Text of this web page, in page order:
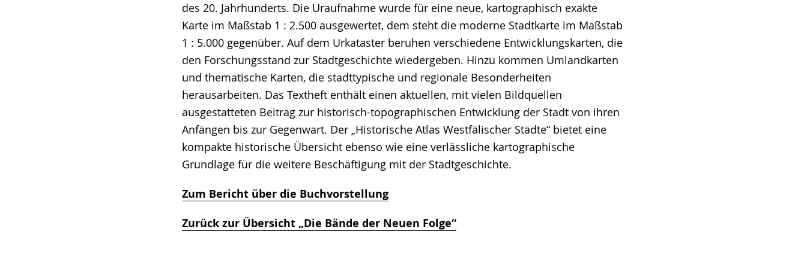
des 20. Jahrhunderts. Die Uraufnahme wurde für eine neue, kartographisch exakte
Karte im Maßstab 1 : 2.500 ausgewertet, dem steht die moderne Stadtkarte im Maßstab
1 : 5.000 gegenüber. Auf dem Urkataster beruhen verschiedene Entwicklungskarten, die
den Forschungsstand zur Stadtgeschichte wiedergeben. Hinzu kommen Umlandkarten
und thematische Karten, die stadttypische und regionale Besonderheiten
herausarbeiten. Das Textheft enthält einen aktuellen, mit vielen Bildquellen
ausgestatteten Beitrag zur historisch-topographischen Entwicklung der Stadt von ihren
Anfängen bis zur Gegenwart. Der „Historische Atlas Westfälischer Städte“ bietet eine
kompakte historische Übersicht ebenso wie eine verlässliche kartographische
Grundlage für die weitere Beschäftigung mit der Stadtgeschichte.
Zum Bericht über die Buchvorstellung
Zurück zur Übersicht „Die Bände der Neuen Folge“